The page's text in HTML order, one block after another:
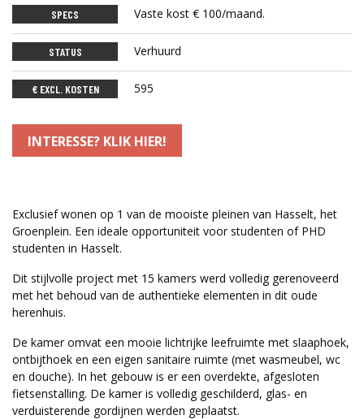
SPECS Vaste kost € 100/maand.
STATUS Verhuurd
€ EXCL. KOSTEN 595
INTERESSE? KLIK HIER!
Exclusief wonen op 1 van de mooiste pleinen van Hasselt, het
Groenplein. Een ideale opportuniteit voor studenten of PHD
studenten in Hasselt.
Dit stijlvolle project met 15 kamers werd volledig gerenoveerd
met het behoud van de authentieke elementen in dit oude
herenhuis.
De kamer omvat een mooie lichtrijke leefruimte met slaaphoek,
ontbijthoek en een eigen sanitaire ruimte (met wasmeubel, wc
en douche). In het gebouw is er een overdekte, afgesloten
fietsenstalling. De kamer is volledig geschilderd, glas- en
verduisterende gordijnen werden geplaatst.